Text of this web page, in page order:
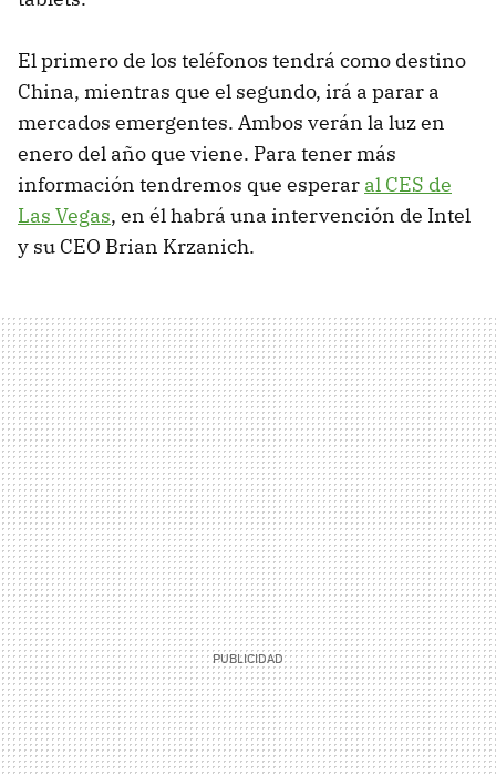
El primero de los teléfonos tendrá como destino
China, mientras que el segundo, irá a parar a
mercados emergentes. Ambos verán la luz en
enero del año que viene. Para tener más
información tendremos que esperar al CES de
Las Vegas, en él habrá una intervención de Intel
y su CEO Brian Krzanich.